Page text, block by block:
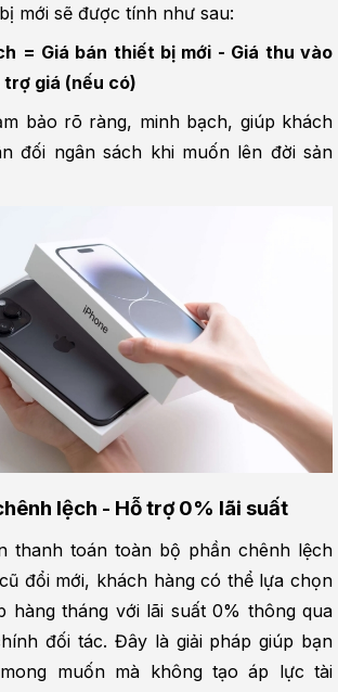
mới sẽ được tính như sau:
= Giá bán thiết bị mới - Giá thu vào
giá (nếu có)
bảo rõ ràng, minh bạch, giúp khách
đối ngân sách khi muốn lên đời sản
lệch - Hỗ trợ 0% lãi suất
thanh toán toàn bộ phần chênh lệch
đổi mới, khách hàng có thể lựa chọn
hàng tháng với lãi suất 0% thông qua
đối tác. Đây là giải pháp giúp bạn
muốn mà không tạo áp lực tài